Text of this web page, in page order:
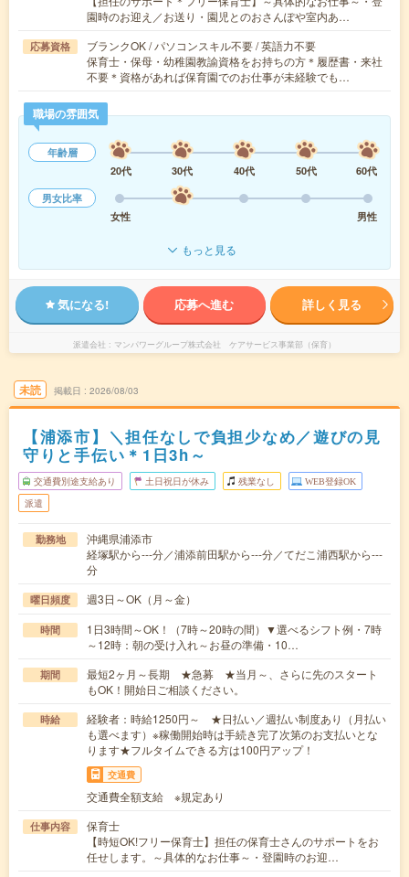
園時のお迎え／お送り・園児とのおさんぽや室内あ…
応募資格
ブランクOK / パソコンスキル不要 / 英語力不要
保育士・保母・幼稚園教諭資格をお持ちの方＊履歴書・来社
不要＊資格があれば保育園でのお仕事が未経験でも…
職場の雰囲気
年齢層
20代
30代 40代 50代
60代
男女比率
女性
男性
もっと見る
気になる! 応募へ進む 詳しく見る
派遣会社 マンパワーグループ株式会社 ケアサービス事業部（保育）
未読 掲載日 2026/08/03
【浦添市】＼担任なしで負担少なめ／遊びの見
守りと手伝い＊1日3h～
交通費別途支給あり 土日祝日が休み 残業なし WEB登録OK
派遣
勤務地
沖縄県浦添市
経塚駅から---分／浦添前田駅から---分／てだこ浦西駅から---
分
曜日頻度 週3日～OK（月～金）
時間
1日3時間～OK！（7時～20時の間）▼選べるシフト例・7時
～12時：朝の受け入れ～お昼の準備・10…
期間
最短2ヶ月～長期 ★急募 ★当月～、さらに先のスタート
もOK！開始日ご相談ください。
時給
経験者：時給1250円～ ★日払い／週払い制度あり（月払い
も選べます）※稼働開始時は手続き完了次第のお支払いとな
ります★フルタイムできる方は100円アップ！
交通費
交通費全額支給 ※規定あり
仕事内容
保育士
【時短OK!フリー保育士】担任の保育士さんのサポートをお
任せします。～具体的なお仕事～・登園時のお迎…